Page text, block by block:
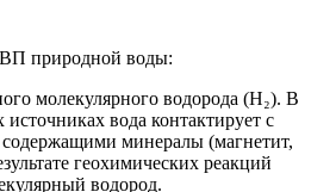
природной воды:
молекулярного водорода (H₂). В
вода контактирует с
минералы (магнетит,
геохимических реакций
водород.